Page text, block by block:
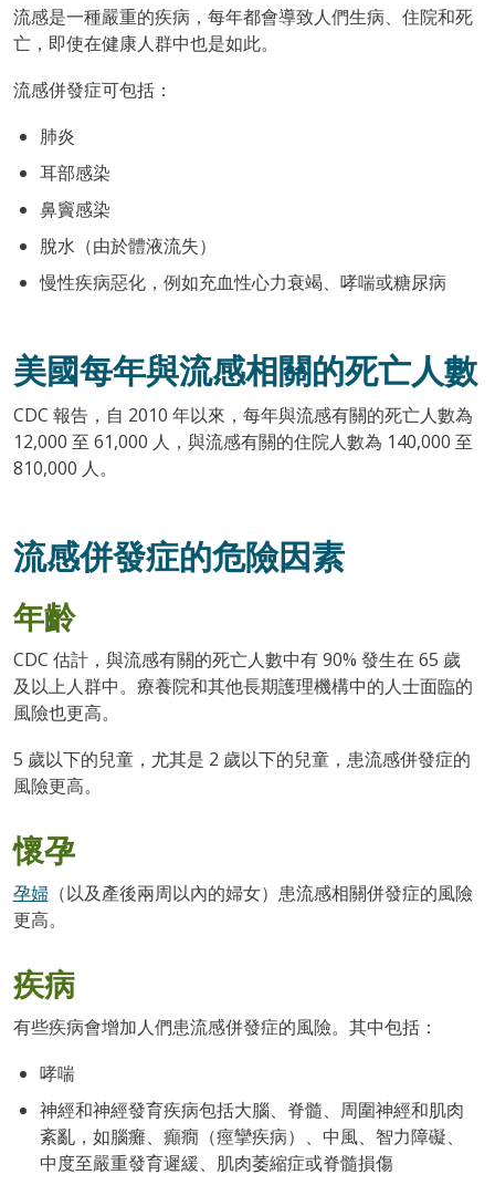
流感是一種嚴重的疾病，每年都會導致人們生病、住院和死
亡，即使在健康人群中也是如此。
流感併發症可包括：
肺炎
耳部感染
鼻竇感染
脫水（由於體液流失）
慢性疾病惡化，例如充血性心力衰竭、哮喘或糖尿病
美國每年與流感相關的死亡人數
CDC 報告，自 2010 年以來，每年與流感有關的死亡人數為
12,000 至 61,000 人，與流感有關的住院人數為 140,000 至
810,000 人。
流感併發症的危險因素
年齡
CDC 估計，與流感有關的死亡人數中有 90% 發生在 65 歲
及以上人群中。療養院和其他長期護理機構中的人士面臨的
風險也更高。
5 歲以下的兒童，尤其是 2 歲以下的兒童，患流感併發症的
風險更高。
懷孕
孕婦（以及產後兩周以內的婦女）患流感相關併發症的風險
更高。
疾病
有些疾病會增加人們患流感併發症的風險。其中包括：
哮喘
神經和神經發育疾病包括大腦、脊髓、周圍神經和肌肉
紊亂，如腦癱、癲癇（痙攣疾病）、中風、智力障礙、
中度至嚴重發育遲緩、肌肉萎縮症或脊髓損傷